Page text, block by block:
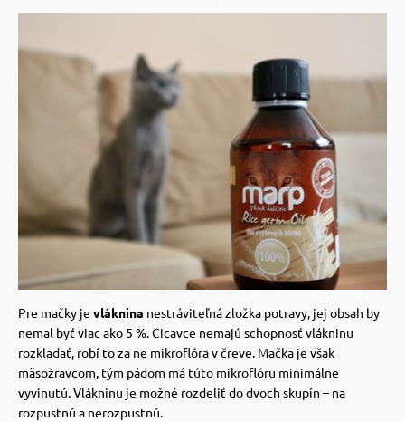
Pre mačky je vláknina nestráviteľná zložka potravy, jej obsah by
nemal byť viac ako 5 %. Cicavce nemajú schopnosť vlákninu
rozkladať, robí to za ne mikroflóra v čreve. Mačka je však
mäsožravcom, tým pádom má túto mikroflóru minimálne
vyvinutú. Vlákninu je možné rozdeliť do dvoch skupín – na
rozpustnú a nerozpustnú.